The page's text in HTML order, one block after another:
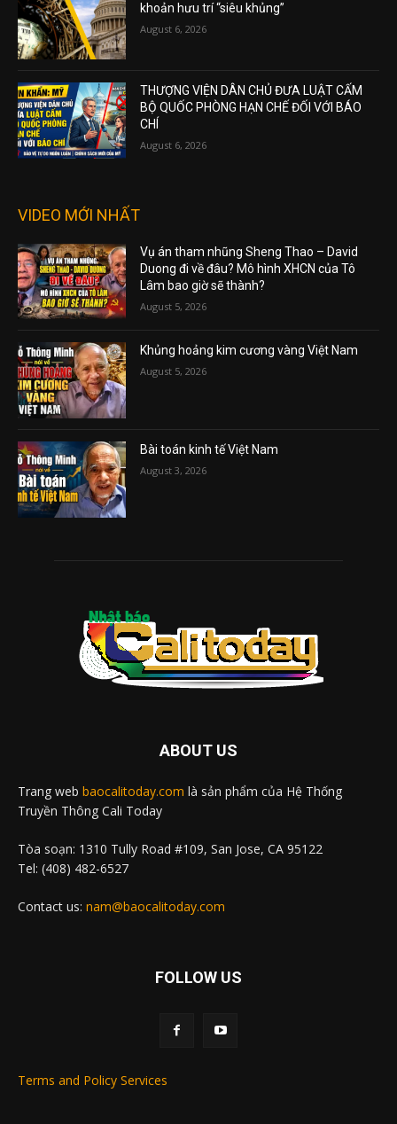
khoản hưu trí “siêu khủng”
August 6, 2026
THƯỢNG VIỆN DÂN CHỦ ĐƯA LUẬT CẤM
BỘ QUỐC PHÒNG HẠN CHẾ ĐỐI VỚI BÁO
CHÍ
August 6, 2026
VIDEO MỚI NHẤT
Vụ án tham nhũng Sheng Thao – David
Duong đi về đâu? Mô hình XHCN của Tô
Lâm bao giờ sẽ thành?
August 5, 2026
Khủng hoảng kim cương vàng Việt Nam
August 5, 2026
Bài toán kinh tế Việt Nam
August 3, 2026
ABOUT US
Trang web baocalitoday.com là sản phẩm của Hệ Thống
Truyền Thông Cali Today
Tòa soạn: 1310 Tully Road #109, San Jose, CA 95122
Tel: (408) 482-6527
Contact us: nam@baocalitoday.com
FOLLOW US
Terms and Policy Services